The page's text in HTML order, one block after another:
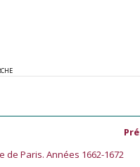
de Paris. Années 1662-1672